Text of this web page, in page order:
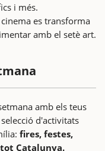
i més.
cinema es transforma
amb el setè art.
amb els teus
d'activitats
fires, festes,
Catalunya.